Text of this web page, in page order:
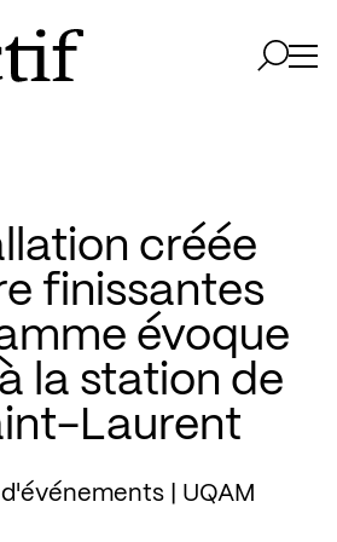
créée
finissantes
évoque
la station de
Laurent
| UQAM